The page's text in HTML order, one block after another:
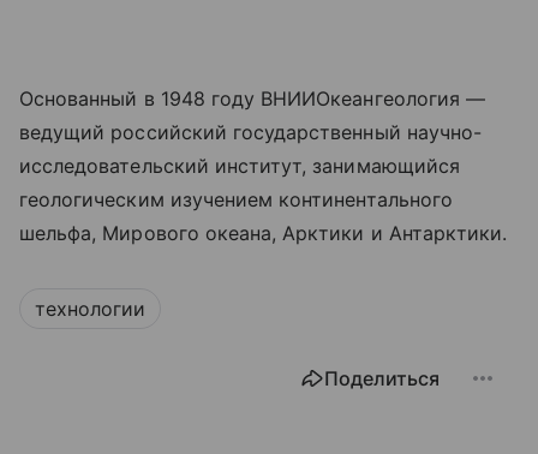
Основанный в 1948 году ВНИИОкеангеология —
ведущий российский государственный научно-
исследовательский институт, занимающийся
геологическим изучением континентального
шельфа, Мирового океана, Арктики и Антарктики.
технологии
Поделиться